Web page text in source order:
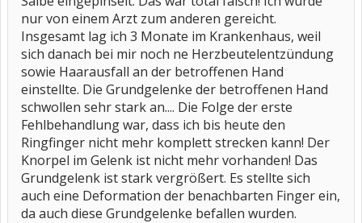
nur von einem Arzt zum anderen gereicht.
Insgesamt lag ich 3 Monate im Krankenhaus, weil
sich danach bei mir noch ne Herzbeutelentzündung
sowie Haarausfall an der betroffenen Hand
einstellte. Die Grundgelenke der betroffenen Hand
schwollen sehr stark an.... Die Folge der erste
Fehlbehandlung war, dass ich bis heute den
Ringfinger nicht mehr komplett strecken kann! Der
Knorpel im Gelenk ist nicht mehr vorhanden! Das
Grundgelenk ist stark vergrößert. Es stellte sich
auch eine Deformation der benachbarten Finger ein,
da auch diese Grundgelenke befallen wurden.